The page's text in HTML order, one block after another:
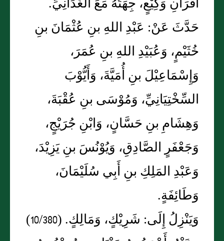
حَدَّثَ عَنْ: عَبْدِ اللهِ بنِ عُثْمَانَ بنِ
خُثَيْمٍ، وَعُبَيْدِ اللهِ بنِ عُمَرَ،
وَإِسْمَاعِيْلَ بنِ أُمَيَّةَ، وَأَيُّوْبَ
السِّخْتِيَانِيِّ، وَمُوْسَى بنِ عُقْبَةَ،
وَهِشَامِ بنِ حَسَّانٍ، وَابْنِ جُرَيْجٍ،
وَجَعْفَرٍ الصَّادِقِ، وَيُوْنُسَ بنِ يَزِيْدَ،
وَعَبْدِ المَلِكِ بنِ أَبِي سُلَيْمَانَ،
وَطَائِفَةٍ.
وَيَنْزِلُ إِلَى: شَرِيْكٍ، وَمَالِكٍ. (10/380)